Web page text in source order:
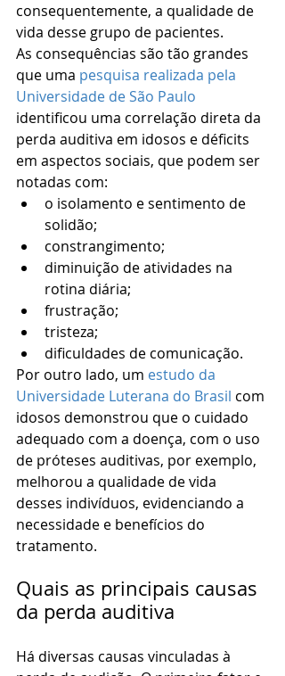
consequentemente, a qualidade de
vida desse grupo de pacientes.
As consequências são tão grandes
que uma pesquisa realizada pela
Universidade de São Paulo
identificou uma correlação direta da
perda auditiva em idosos e déficits
em aspectos sociais, que podem ser
notadas com:
o isolamento e sentimento de
solidão;
constrangimento;
diminuição de atividades na
rotina diária;
frustração;
tristeza;
dificuldades de comunicação.
Por outro lado, um estudo da
Universidade Luterana do Brasil com
idosos demonstrou que o cuidado
adequado com a doença, com o uso
de próteses auditivas, por exemplo,
melhorou a qualidade de vida
desses indivíduos, evidenciando a
necessidade e benefícios do
tratamento.
Quais as principais causas
da perda auditiva
Há diversas causas vinculadas à